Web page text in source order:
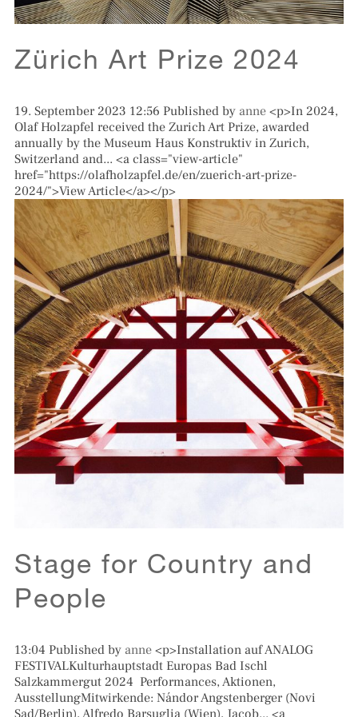
Zürich Art Prize 2024
19. September 2023 12:56 Published by anne <p>In 2024,
Olaf Holzapfel received the Zurich Art Prize, awarded
annually by the Museum Haus Konstruktiv in Zurich,
Switzerland and... <a class="view-article"
href="https://olafholzapfel.de/en/zuerich-art-prize-
2024/">View Article</a></p>
Stage for Country and
People
13:04 Published by anne <p>Installation auf ANALOG
FESTIVALKulturhauptstadt Europas Bad Ischl
Salzkammergut 2024 Performances, Aktionen,
AusstellungMitwirkende: Nándor Angstenberger (Novi
Sad/Berlin), Alfredo Barsuglia (Wien), Jacob... <a